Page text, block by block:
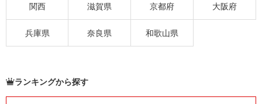
関西 滋賀県 京都府 大阪府
兵庫県 奈良県 和歌山県
ランキングから探す